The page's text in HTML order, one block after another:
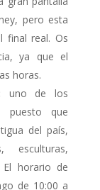
pero esta
final real. Os
ya que el
horas.
uno de los
puesto que
del país,
horario de
de 10:00 a